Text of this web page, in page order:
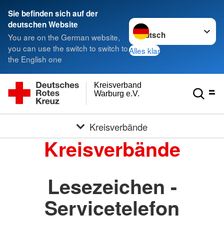
Sie befinden sich auf der
deutschen Website
You are on the German website,
you can use the switch to switch to
the English one
Sprache wechseln zu
Alles klar
Warburg e.V.
Kreisverband
Kreisverbände
Kreisverbände
Lesezeichen -
Servicetelefon